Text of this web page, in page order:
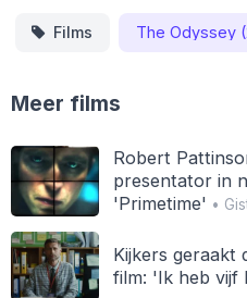
Films The Odyssey
Meer films
Robert
presentator in
'Primetime' •
Kijkers geraakt
film: 'Ik heb vijf